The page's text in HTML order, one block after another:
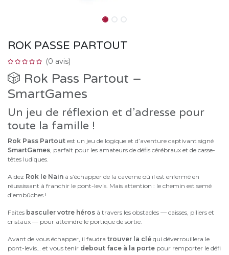
ROK PASSE PARTOUT
(0 avis)
🎲 Rok Pass Partout –
SmartGames
Un jeu de réflexion et d’adresse pour
toute la famille !
Rok Pass Partout est un jeu de logique et d’aventure captivant signé
SmartGames, parfait pour les amateurs de défis cérébraux et de casse-
têtes ludiques.
Aidez Rok le Nain à s’échapper de la caverne où il est enfermé en
réussissant à franchir le pont-levis. Mais attention : le chemin est semé
d’embûches !
Faites basculer votre héros à travers les obstacles — caisses, piliers et
cristaux — pour atteindre le portique de sortie.
Avant de vous échapper, il faudra trouver la clé qui déverrouillera le
pont-levis… et vous tenir debout face à la porte pour remporter le défi